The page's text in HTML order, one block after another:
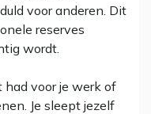
voor anderen. Dit
reserves
wordt.
had voor je werk of
Je sleept jezelf